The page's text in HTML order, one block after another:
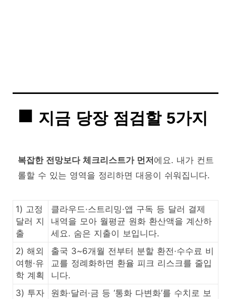
지금 당장 점검할 5가지
복잡한 전망보다 체크리스트가 먼저 에요. 내가 컨트
롤할 수 있는 영역을 정리하면 대응이 쉬워집니다.
1) 고정
달러 지
출
클라우드·스트리밍·앱 구독 등 달러 결제
내역을 모아 월평균 원화 환산액을 계산하
세요. 숨은 지출이 보입니다.
2) 해외
여행·유
학 계획
출국 3~6개월 전부터 분할 환전·수수료 비
교를 정례화하면 환율 피크 리스크를 줄입
니다.
3) 투자
원화·달러·금 등 ‘통화 다변화’를 수치로 보